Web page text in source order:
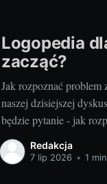
Logopedia
zacząć?
Jak rozpoznać problem
naszej dzisiejszej
będzie pytanie - jak
mieć problemy z
że nie każde
Redakcja
7 lip 2026 • 1